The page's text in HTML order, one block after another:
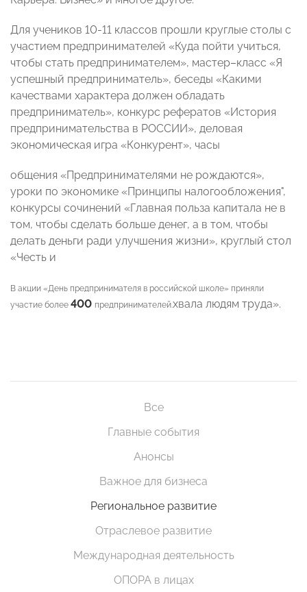
Для учеников 10-11 классов прошли круглые столы с
участием предпринимателей «Куда пойти учиться,
чтобы стать предпринимателем», мастер–класс «Я
успешный предприниматель», беседы «Какими
качествами характера должен обладать
предприниматель», конкурс рефератов «История
предпринимательства в РОССИИ», деловая
экономическая игра «Конкурент», часы
общения «Предпринимателями не рождаются»,
уроки по экономике «Принципы налогообложения",
конкурсы сочинений «Главная польза капитала не в
том, чтобы сделать больше денег, а в том, чтобы
делать деньги ради улучшения жизни», круглый стол
«Честь и
В акции «День предпринимателя в российской школе» приняли
участие более 400 предпринимателей.хвала людям труда».
Все
Главные события
Анонсы
Важное для бизнеса
Региональное развитие
Отраслевое развитие
Международная деятельность
ОПОРА в лицах